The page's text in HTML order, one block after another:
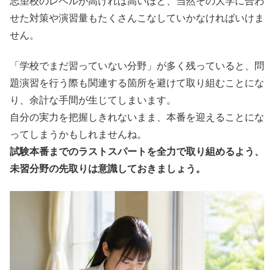
せた対策や演習量もたくさんこなしていかなければいけま
せん。
「学校でまだ習っていない分野」が多く残っていると、問
題演習を行う際も関連する箇所を避けて取り組むことにな
り、余計な手間が生じてしまいます。
自分の実力を把握しきれないまま、本番を迎えることにな
ってしまうかもしれませんね。
試験本番までのラストスパートを全力で取り組めるよう、
未習分野の先取りは意識しておきましょう。